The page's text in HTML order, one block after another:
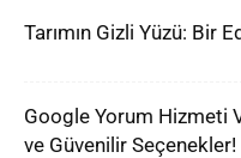
Tarımın Gizli Yüzü: Bir
Google Yorum Hizmeti
ve Güvenilir Seçenekler!